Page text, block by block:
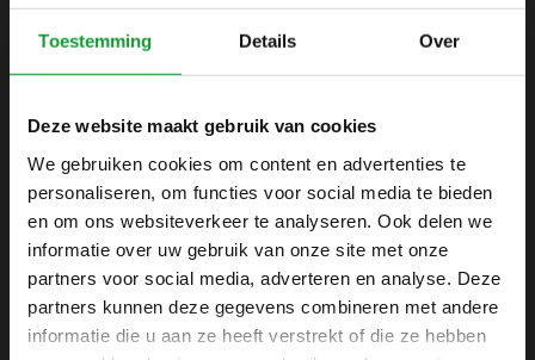
Toestemming Details Over
Deze website maakt gebruik van cookies
We gebruiken cookies om content en advertenties te
personaliseren, om functies voor social media te bieden
en om ons websiteverkeer te analyseren. Ook delen we
informatie over uw gebruik van onze site met onze
partners voor social media, adverteren en analyse. Deze
partners kunnen deze gegevens combineren met andere
informatie die u aan ze heeft verstrekt of die ze hebben
SHIRTSUPPLIER.NL
Webshop voor mannen
Zijlijnstraat 24
1433 DC
Kudelstaart
+31 6 42 52 32 80